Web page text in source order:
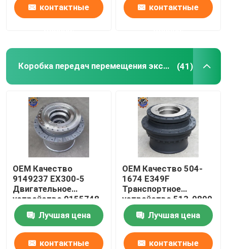
контактные контактные
Коробка передач перемещения экскаватора (41)
OEM Качество
9149237 EX300-5
Двигательное
устройство 9155748
EX350-5
Двигательный
коробка передач
Лучшая цена
контактные
OEM Качество 504-
1674 E349F
Транспортное
устройство 513-0890
CAT349
Транспортная
коробка передач
Лучшая цена
контактные